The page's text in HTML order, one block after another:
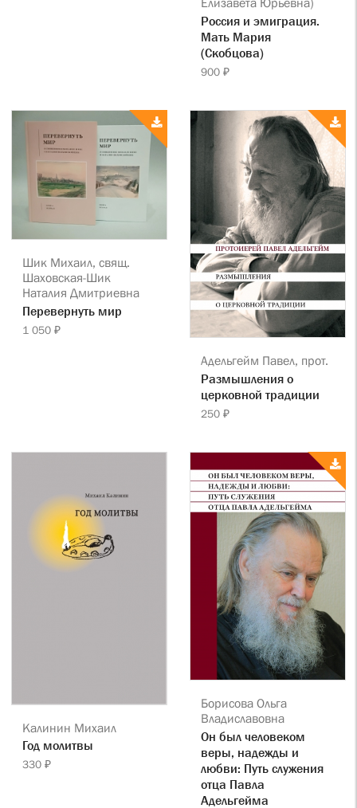
Россия и эмиграция.
Мать Мария
(Скобцова)
900 ₽
Шик Михаил, свящ.
Шаховская-Шик
Наталия Дмитриевна
Перевернуть мир
1 050 ₽
Адельгейм Павел, прот.
Размышления о
церковной традиции
250 ₽
Калинин Михаил
Год молитвы
330 ₽
Борисова Ольга
Владиславовна
Он был человеком
веры, надежды и
любви: Путь служения
отца Павла
Адельгейма